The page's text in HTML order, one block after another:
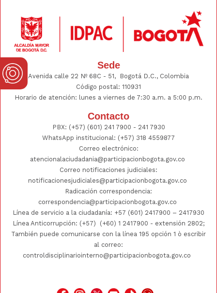
Sede
Avenida calle 22 Nº 68C - 51, Bogotá D.C., Colombia
Código postal: 110931
Horario de atención: lunes a viernes de 7:30 a.m. a 5:00 p.m.
Contacto
PBX: (+57) (601) 241 7900 - 241 7930
WhatsApp institucional: (+57) 318 4559877
Correo electrónico:
atencionalaciudadania@participacionbogota.gov.co
Correo notificaciones judiciales:
notificacionesjudiciales@participacionbogota.gov.co
Radicación correspondencia:
correspondencia@participacionbogota.gov.co
Línea de servicio a la ciudadanía: +57 (601) 2417900 – 2417930
Línea Anticorrupción: (+57)
(+60) 1 2417900 - extensión 2802;
También puede comunicarse con la línea 195 opción 1 ò escribir
al correo:
controldisciplinariointerno@participacionbogota.gov.co